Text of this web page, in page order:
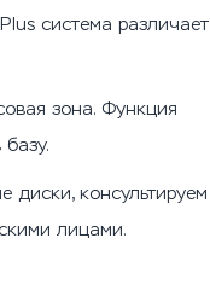
система различает
зона. Функция
диски, консультируем
лицами.